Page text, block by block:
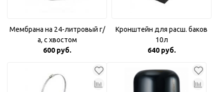
Мембрана на 24-литровый г/
а, с хвостом
600 руб.
Кронштейн для расш. баков
10л
640 руб.